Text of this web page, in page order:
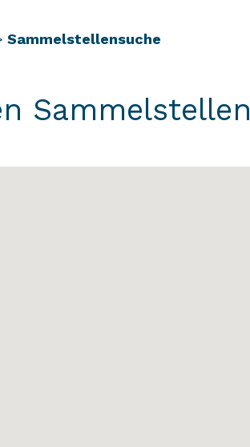
Sammelstellensuche
Sammelstellen